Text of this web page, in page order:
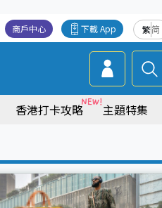
繁简
下載 App
商戶中心
香港打卡攻略 主題特集